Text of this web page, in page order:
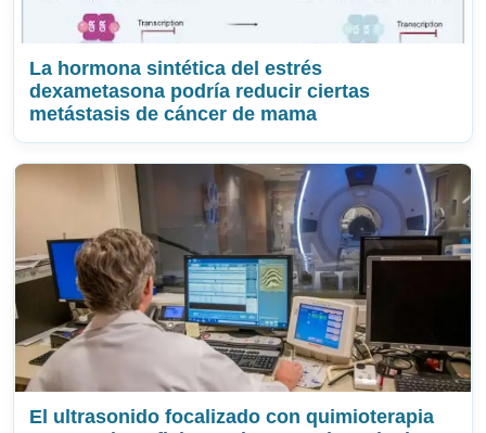
La hormona sintética del estrés
dexametasona podría reducir ciertas
metástasis de cáncer de mama
El ultrasonido focalizado con quimioterapia